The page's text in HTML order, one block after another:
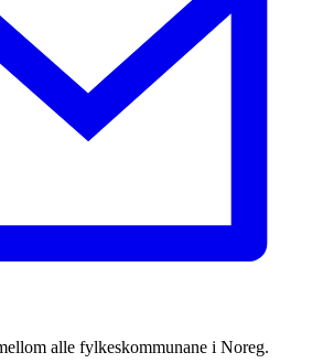
alle fylkeskommunane i Noreg.